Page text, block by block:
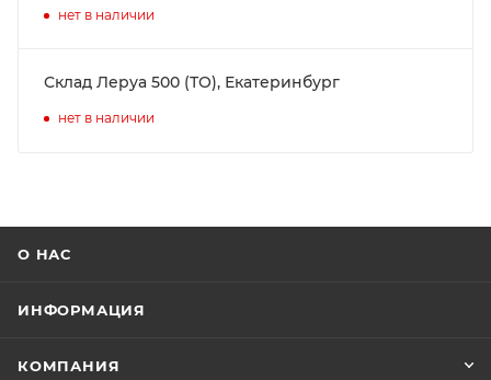
нет в наличии
Склад Леруа 500 (ТО), Екатеринбург
нет в наличии
О НАС
ИНФОРМАЦИЯ
КОМПАНИЯ